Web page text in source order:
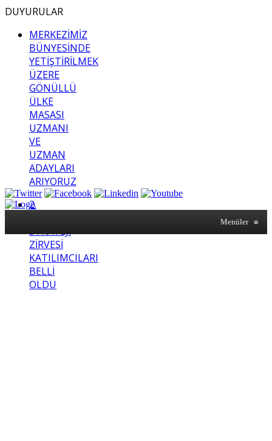
DUYURULAR
MERKEZİMİZ
BÜNYESİNDE
YETİŞTİRİLMEK
ÜZERE
GÖNÜLLÜ
ÜLKE
MASASI
UZMANI
VE
UZMAN
ADAYLARI
ARIYORUZ
2.
STRATEJİ
ZİRVESİ
KATILIMCILARI
BELLİ
OLDU
Menüler ≡